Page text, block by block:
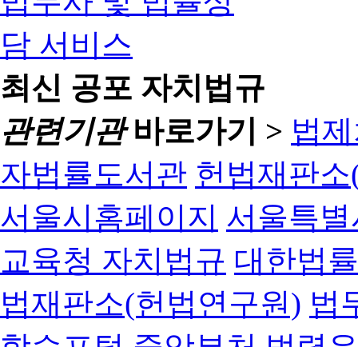
최신 공포 자치법규
관련기관바로가기 > 법
자법률도서관 헌법재판
서울시홈페이지 서울특
교육청 자치법규 대한법
법재판소(헌법연구원) 법